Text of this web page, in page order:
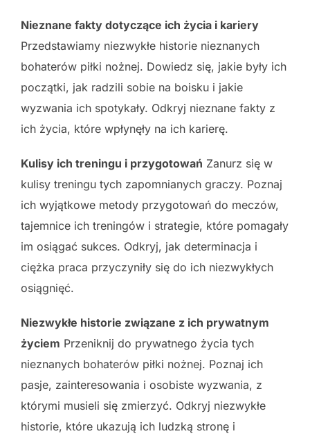
Nieznane fakty dotyczące ich życia i kariery
Przedstawiamy niezwykłe historie nieznanych
bohaterów piłki nożnej. Dowiedz się, jakie były ich
początki, jak radzili sobie na boisku i jakie
wyzwania ich spotykały. Odkryj nieznane fakty z
ich życia, które wpłynęły na ich karierę.
Kulisy ich treningu i przygotowań Zanurz się w
kulisy treningu tych zapomnianych graczy. Poznaj
ich wyjątkowe metody przygotowań do meczów,
tajemnice ich treningów i strategie, które pomagały
im osiągać sukces. Odkryj, jak determinacja i
ciężka praca przyczyniły się do ich niezwykłych
osiągnięć.
Niezwykłe historie związane z ich prywatnym
życiem Przeniknij do prywatnego życia tych
nieznanych bohaterów piłki nożnej. Poznaj ich
pasje, zainteresowania i osobiste wyzwania, z
którymi musieli się zmierzyć. Odkryj niezwykłe
historie, które ukazują ich ludzką stronę i